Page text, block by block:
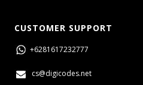
CUSTOMER SUPPORT
+6281617232777
cs@digicodes.net